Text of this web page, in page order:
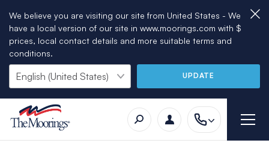
We believe you are visiting our site from United States - We
have a local version of our site in www.moorings.com with $
prices, local contact details and more suitable terms and
conditions.
UPDATE